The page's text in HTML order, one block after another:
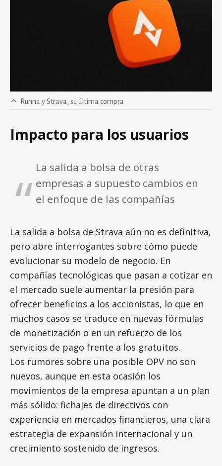
Runna y Strava, su última compra
Impacto para los usuarios
La salida a bolsa de otras
empresas a supuesto cambios en
el enfoque de las compañías
La salida a bolsa de Strava aún no es definitiva,
pero abre interrogantes sobre cómo puede
evolucionar su modelo de negocio. En
compañías tecnológicas que pasan a cotizar en
el mercado suele aumentar la presión para
ofrecer beneficios a los accionistas, lo que en
muchos casos se traduce en nuevas fórmulas
de monetización o en un refuerzo de los
servicios de pago frente a los gratuitos.
Los rumores sobre una posible OPV no son
nuevos, aunque en esta ocasión los
movimientos de la empresa apuntan a un plan
más sólido: fichajes de directivos con
experiencia en mercados financieros, una clara
estrategia de expansión internacional y un
crecimiento sostenido de ingresos.